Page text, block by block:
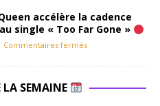
accélère la cadence
single « Too Far Gone »
Commentaires fermés
SEMAINE